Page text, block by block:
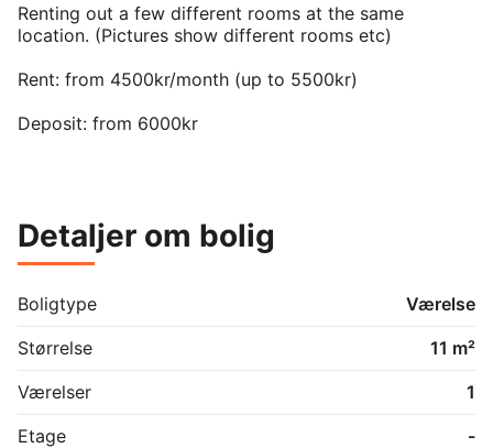
Renting out a few different rooms at the same
location. (Pictures show different rooms etc)
Rent: from 4500kr/month (up to 5500kr)
Deposit: from 6000kr
All utilities incl.
Shared toilet/shower/kitchen/garden
(4 rooms share 1 toilet/kitchen)
Detaljer om bolig
Boligtype
Værelse
Størrelse
11 m²
Værelser
1
Etage
-